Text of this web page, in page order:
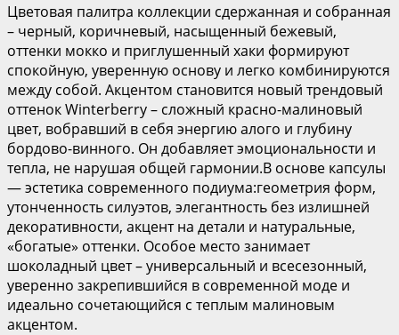
Цветовая палитра коллекции сдержанная и собранная
– черный, коричневый, насыщенный бежевый,
оттенки мокко и приглушенный хаки формируют
спокойную, уверенную основу и легко комбинируются
между собой. Акцентом становится новый трендовый
оттенок Winterberry – сложный красно-малиновый
цвет, вобравший в себя энергию алого и глубину
бордово-винного. Он добавляет эмоциональности и
тепла, не нарушая общей гармонии.В основе капсулы
— эстетика современного подиума:геометрия форм,
утонченность силуэтов, элегантность без излишней
декоративности, акцент на детали и натуральные,
«богатые» оттенки. Особое место занимает
шоколадный цвет – универсальный и всесезонный,
уверенно закрепившийся в современной моде и
идеально сочетающийся с теплым малиновым
акцентом.